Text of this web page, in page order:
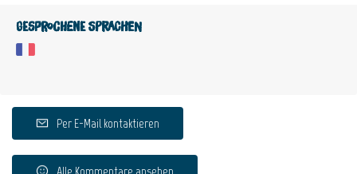
Gesprochene Sprachen
Per E-Mail kontaktieren